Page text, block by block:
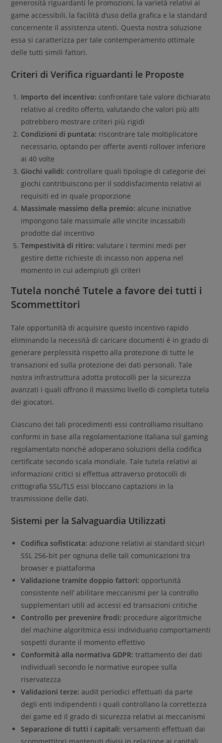
generosità riguardanti le promozioni, la varietà relativi ai
game accessibili, la facilità d’uso della grafica e la standard
concernente il assistenza utenti. Questa nostra soluzione
essa si caratterizza per tale contemperamento ottimale
delle tutti simili fattori.
Criteri di Verifica riguardanti le Proposte
Importo del incentivo: confrontare tale valore dichiarato
relativo al credito offerto, valutando che valori più alti
potrebbero mostrare criteri più rigidi
Condizioni di puntata: riscontrare tale moltiplicatore
necessario, optando per offerte aventi rollover inferiore
ai 40 volte
Giochi validi: controllare quali tipologie di categorie dei
giochi contribuiscono per il soddisfacimento relativi ai
requisiti ed in quale proporzione
Massimale massimo della premio: alcune iniziative
impongono tale massimale alle vincite incassabili
prodotte dal incentivo
Tempestività di ritiro: valutare i termini medi per
gestire dette richieste di incasso non appena nel
momento in cui adempiuti gli criteri
Tutela nonché Tutele a favore dei tutti i
Scommettitori
Tale opportunità di acquisire questo incentivo rapido
eliminando la necessità di caricare documenti è in grado di
generare perplessità rispetto alla protezione di tutte le
transazioni ed sulla protezione dei dati personali. Tale
nostra infrastruttura adotta protocolli per la sicurezza
avanzati i quali offrono il massimo livello di completa tutela
dei giocatori.
Ciascuno dei tali procedimenti essi controlliamo risultano
conformi in base alla regolamentazione italiana sul gaming
regolamentato nonché adoperano soluzioni della codifica
certificate secondo scala mondiale. Tale tutela relativi ai
informazioni critici si effettua attraverso protocolli di
crittografia SSL/TLS essi bloccano captazioni in la
trasmissione delle dati.
Sistemi per la Salvaguardia Utilizzati
Codifica sofisticata: adozione relativi ai standard sicuri
SSL 256-bit per ognuna delle tali comunicazioni tra
browser e piattaforma
Validazione tramite doppio fattori: opportunità
consistente nell’ abilitare meccanismi per la controllo
supplementari utili ad accessi ed transazioni critiche
Controllo per prevenire frodi: procedure algoritmiche
del machine algoritmica essi individuano comportamenti
sospetti durante il momento effettivo
Conformità alla normativa GDPR: trattamento dei dati
individuali secondo le normative europee sulla
riservatezza
Validazioni terze: audit periodici effettuati da parte
degli enti indipendenti i quali controllano la correttezza
dei game ed il grado di sicurezza relativi ai meccanismi
Separazione di tutti i capitali: versamenti effettuati dai